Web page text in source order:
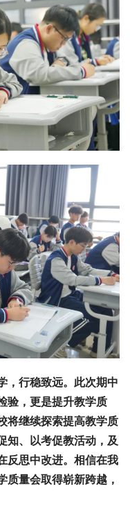
，行稳致远。此次期中
验，更是提升教学质
将继续探索提高教学质
知、以考促教活动，及
反思中改进。相信在我
质量会取得崭新跨越，